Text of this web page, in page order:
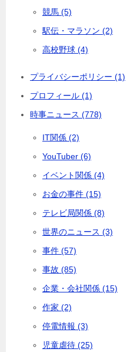
競馬 (5)
駅伝・マラソン (2)
高校野球 (4)
プライバシーポリシー (1)
プロフィール (1)
時事ニュース (778)
IT関係 (2)
YouTuber (6)
イベント関係 (4)
お金の事件 (15)
テレビ局関係 (8)
世界のニュース (3)
事件 (57)
事故 (85)
企業・会社関係 (15)
作家 (2)
停電情報 (3)
児童虐待 (25)